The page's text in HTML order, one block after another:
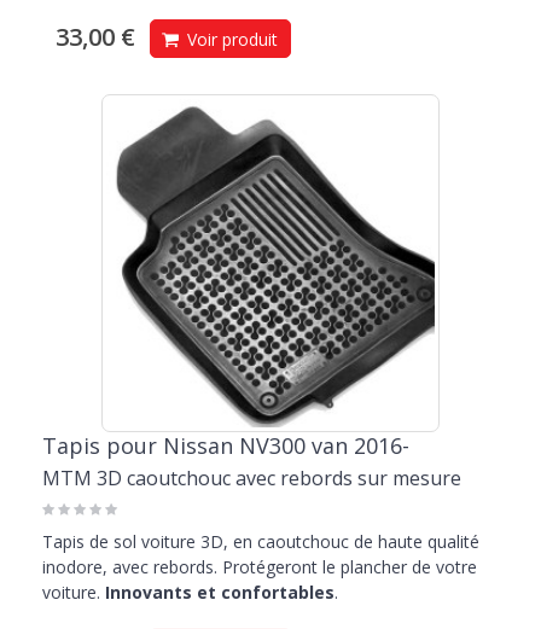
33,00 € Voir produit
Tapis pour Nissan NV300 van 2016-
MTM 3D caoutchouc avec rebords sur mesure
Tapis de sol voiture 3D, en caoutchouc de haute qualité
inodore, avec rebords. Protégeront le plancher de votre
voiture. Innovants et confortables.